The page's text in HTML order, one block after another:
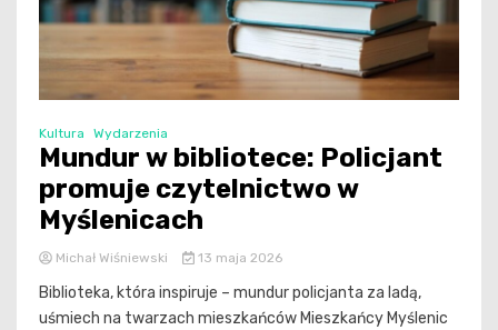
Kultura Wydarzenia
Mundur w bibliotece: Policjant
promuje czytelnictwo w
Myślenicach
Michał Wiśniewski 13 maja 2026
Biblioteka, która inspiruje – mundur policjanta za ladą,
uśmiech na twarzach mieszkańców Mieszkańcy Myślenic